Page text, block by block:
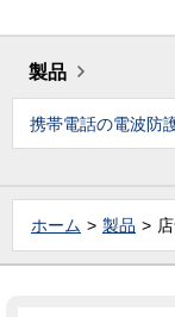
製品
携帯電話の電波防
ホーム 製品